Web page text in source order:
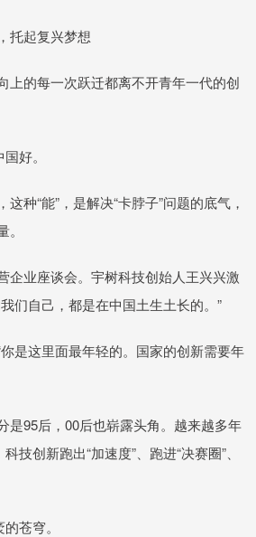
托起复兴梦想
上的每一次跃迁都离不开青年一代的创
好。
种“能”，是解决“卡脖子”问题的底气，
企业座谈会。宇树科技创始人王兴兴激
们自己，都是在中国土生土长的。”
是这里面最年轻的。国家的创新需要年
是95后，00后也崭露头角。越来越多年
技创新跑出“加速度”、跑进“决赛圈”、
苍穹。